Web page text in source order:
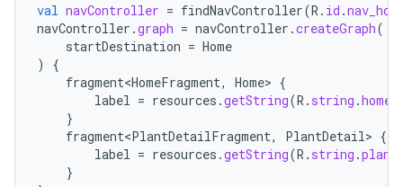
val navController = findNavController(R . id .
navController .graph = navController .createGraph(
startDestination = Home
)
{
fragment<HomeFragment, Home> {
label = resources .getString(R . string .
}
fragment<PlantDetailFragment, PlantDetail> {
label = resources .getString(R . string .
}